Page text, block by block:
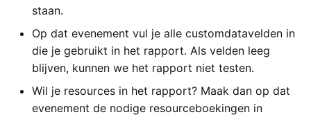
staan.
Op dat evenement vul je alle customdatavelden in
die je gebruikt in het rapport. Als velden leeg
blijven, kunnen we het rapport niet testen.
Wil je resources in het rapport? Maak dan op dat
evenement de nodige resourceboekingen in